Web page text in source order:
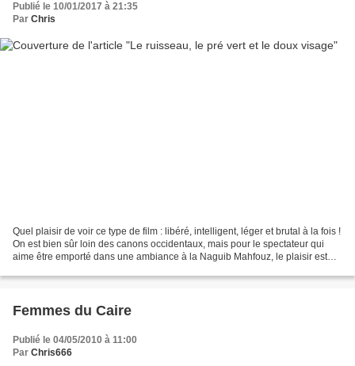
Publié le 10/01/2017 à 21:35
Par Chris
Quel plaisir de voir ce type de film : libéré, intelligent, léger et brutal à la fois !
On est bien sûr loin des canons occidentaux, mais pour le spectateur qui
aime être emporté dans une ambiance à la Naguib Mahfouz, le plaisir est
Femmes du Caire
Publié le 04/05/2010 à 11:00
Par Chris666